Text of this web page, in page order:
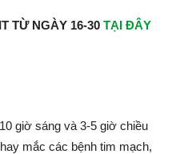
TỪ NGÀY 16-30 TẠI ĐÂY
giờ sáng và 3-5 giờ chiều
mắc các bệnh tim mạch,